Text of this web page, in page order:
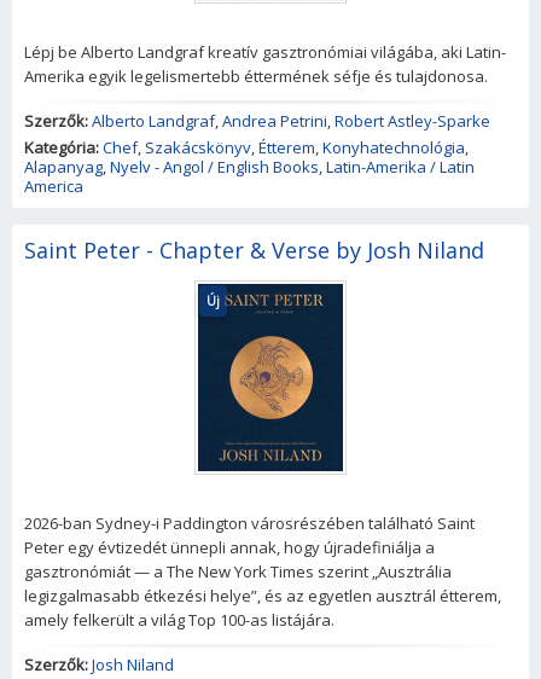
Lépj be Alberto Landgraf kreatív gasztronómiai világába, aki Latin-
Amerika egyik legelismertebb éttermének séfje és tulajdonosa.
Szerzők:Alberto Landgraf,Andrea Petrini,Robert Astley-Sparke
Kategória:Chef, Szakácskönyv,Étterem,Konyhatechnológia,
Alapanyag,Nyelv - Angol / English Books,Latin-Amerika / Latin
America
Saint Peter - Chapter & Verse by Josh Niland
Új
2026-ban Sydney-i Paddington városrészében található Saint
Peter egy évtizedét ünnepli annak, hogy újradefiniálja a
gasztronómiát — a The New York Times szerint „Ausztrália
legizgalmasabb étkezési helye”, és az egyetlen ausztrál étterem,
amely felkerült a világ Top 100-as listájára.
Szerzők:Josh Niland